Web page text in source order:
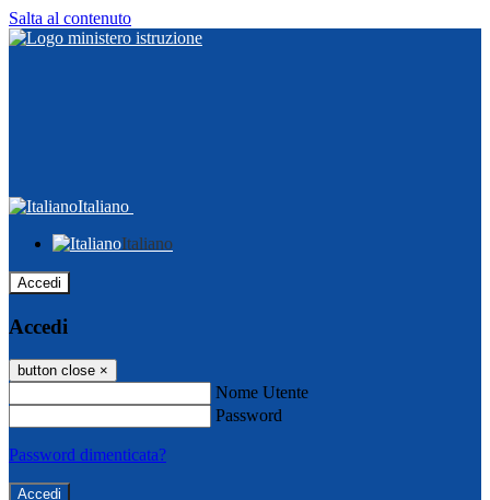
Salta al contenuto
Italiano
Italiano
Accedi
Accedi
button close ×
Nome Utente
Password
Password dimenticata?